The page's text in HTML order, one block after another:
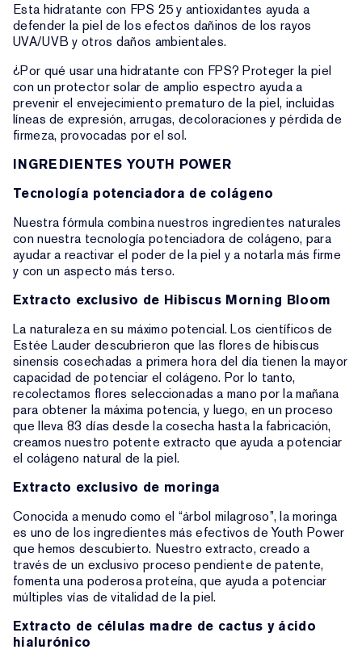
Esta hidratante con FPS 25 y antioxidantes ayuda a
defender la piel de los efectos dañinos de los rayos
UVA/UVB y otros daños ambientales.
¿Por qué usar una hidratante con FPS? Proteger la piel
con un protector solar de amplio espectro ayuda a
prevenir el envejecimiento prematuro de la piel, incluidas
líneas de expresión, arrugas, decoloraciones y pérdida de
firmeza, provocadas por el sol.
INGREDIENTES YOUTH POWER
Tecnología potenciadora de colágeno
Nuestra fórmula combina nuestros ingredientes naturales
con nuestra tecnología potenciadora de colágeno, para
ayudar a reactivar el poder de la piel y a notarla más firme
y con un aspecto más terso.
Extracto exclusivo de Hibiscus Morning Bloom
La naturaleza en su máximo potencial. Los científicos de
Estée Lauder descubrieron que las flores de hibiscus
sinensis cosechadas a primera hora del día tienen la mayor
capacidad de potenciar el colágeno. Por lo tanto,
recolectamos flores seleccionadas a mano por la mañana
para obtener la máxima potencia, y luego, en un proceso
que lleva 83 días desde la cosecha hasta la fabricación,
creamos nuestro potente extracto que ayuda a potenciar
el colágeno natural de la piel.
Extracto exclusivo de moringa
Conocida a menudo como el “árbol milagroso”, la moringa
es uno de los ingredientes más efectivos de Youth Power
que hemos descubierto. Nuestro extracto, creado a
través de un exclusivo proceso pendiente de patente,
fomenta una poderosa proteína, que ayuda a potenciar
múltiples vías de vitalidad de la piel.
Extracto de células madre de cactus y ácido
hialurónico